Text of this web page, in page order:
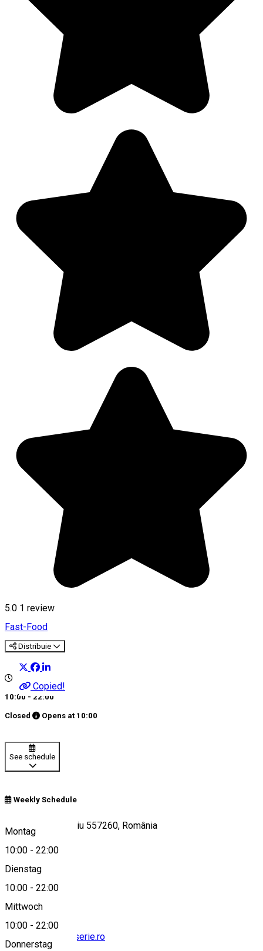
5.0 1 review
Fast-Food
Distribuie
Copied!
10:00 - 22:00
Closed Opens at 10:00
See schedule
Weekly Schedule
Montag
10:00 - 22:00
Dienstag
10:00 - 22:00
Mittwoch
10:00 - 22:00
Donnerstag
Strada Lector, Sibiu 557260, România
View on map
bonjour@cartofisserie.ro